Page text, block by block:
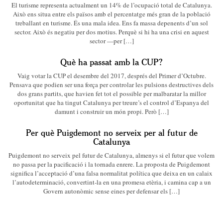
El turisme representa actualment un 14% de l’ocupació total de Catalunya.
Això ens situa entre els països amb el percentatge més gran de la població
treballant en turisme. És una mala idea. Ens fa massa depenents d’un sol
sector. Això és negatiu per dos motius. Perquè si hi ha una crisi en aquest
sector —per […]
Què ha passat amb la CUP?
Vaig votar la CUP el desembre del 2017, després del Primer d’Octubre.
Pensava que podien ser una força per controlar les pulsions destructives dels
dos grans partits, que havien fet tot el possible per malbaratar la millor
oportunitat que ha tingut Catalunya per treure’s el control d’Espanya del
damunt i construir un món propi. Però […]
Per què Puigdemont no serveix per al futur de
Catalunya
Puigdemont no serveix pel futur de Catalunya, almenys si el futur que volem
no passa per la pacificació i la tornada enrere. La proposta de Puigdemont
significa l’acceptació d’una falsa normalitat política que deixa en un calaix
l’autodeterminació, convertint-la en una promesa etèria, i camina cap a un
Govern autonòmic sense eines per defensar els […]